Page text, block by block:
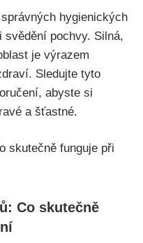
hygienických
pochvy. Silná,
je výrazem
Sledujte tyto
abyste si
a šťastné.
Co skutečně